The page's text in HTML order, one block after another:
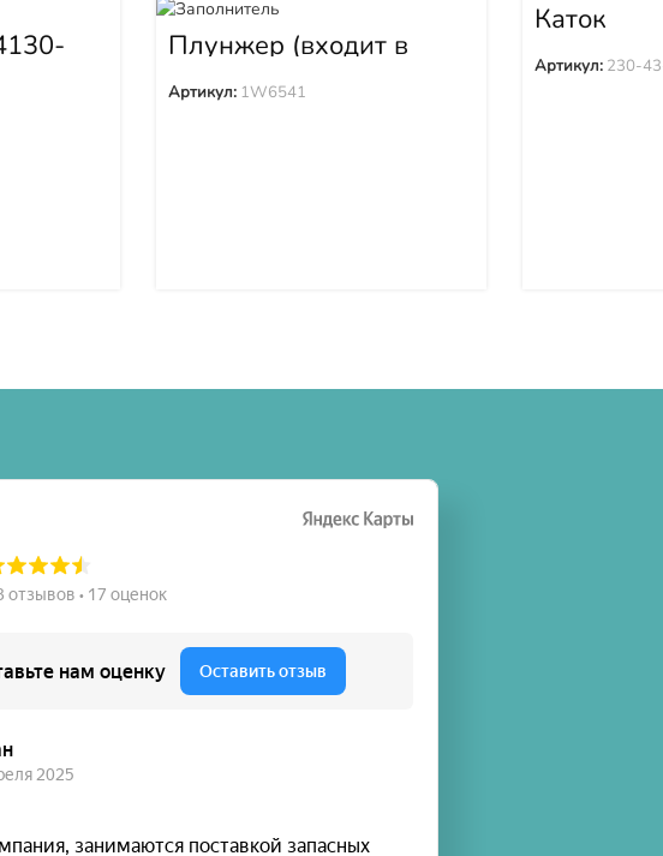
Плунжер (входит в
1W6539) 1W6541
Артикул: 1W6541
Каток
43-
Артикул: 230-